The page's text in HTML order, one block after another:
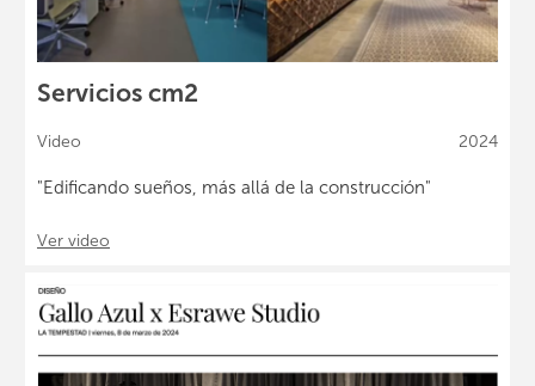
Servicios cm2
Video 2024
"Edificando sueños, más allá de la construcción"
Ver video